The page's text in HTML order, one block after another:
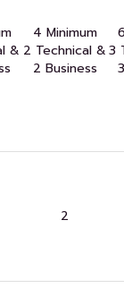
&
4 Minimum
2 Technical &
2 Business
3
2